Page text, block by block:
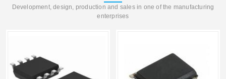
Development, design, production and sales in one of the manufacturing
enterprises